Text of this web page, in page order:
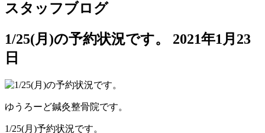
スタッフブログ
1/25(月)の予約状況です。
2021年1月23
日
ゆうろーど鍼灸整骨院です。
1/25(月)予約状況です。